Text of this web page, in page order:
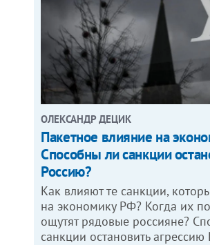
ОЛЕКСАНДР ДЕЦИК
Пакетное влияние на
Способны ли санкции
Россию?
Как влияют те санкции,
на экономику РФ? Когда их
ощутят рядовые россияне?
санкции остановить